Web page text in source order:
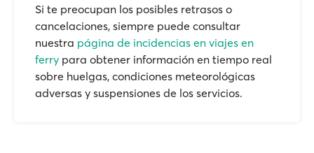
Si te preocupan los posibles retrasos o
cancelaciones, siempre puede consultar
nuestra página de incidencias en viajes en
ferry para obtener información en tiempo real
sobre huelgas, condiciones meteorológicas
adversas y suspensiones de los servicios.